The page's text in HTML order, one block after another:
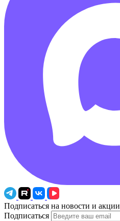
Подписаться на новости и акции
Подписаться